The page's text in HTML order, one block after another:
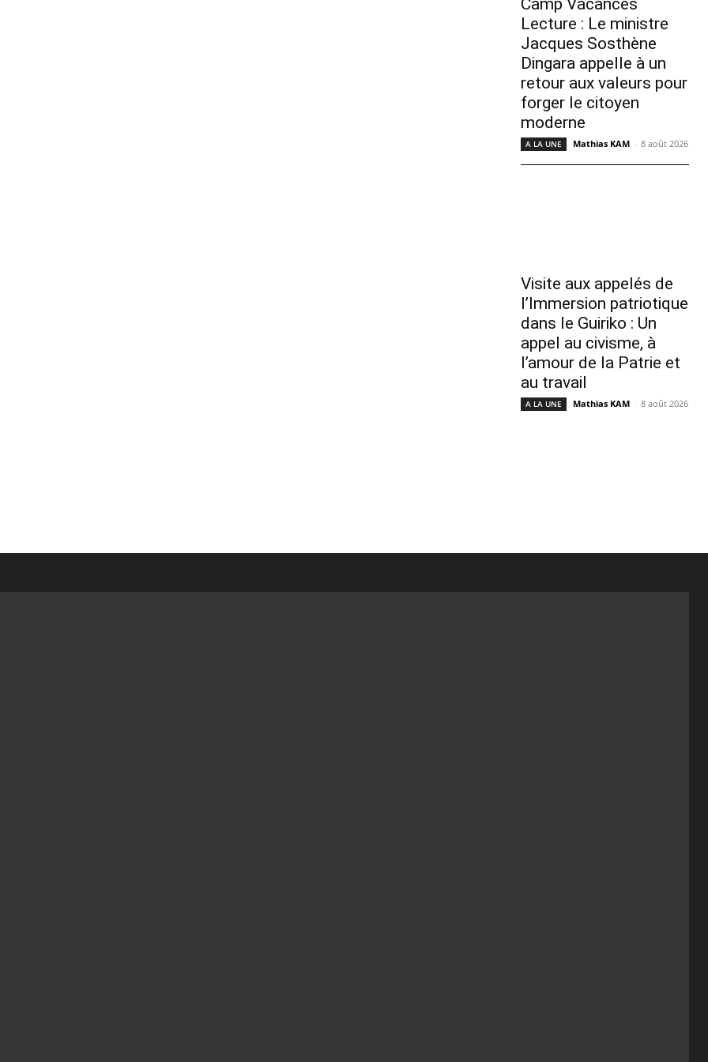
Camp Vacances
Lecture : Le ministre
Jacques Sosthène
Dingara appelle à un
retour aux valeurs pour
forger le citoyen
moderne
A LA UNE Mathias KAM - 8 août 2026
Visite aux appelés de
l’Immersion patriotique
dans le Guiriko : Un
appel au civisme, à
l’amour de la Patrie et
au travail
A LA UNE Mathias KAM - 8 août 2026